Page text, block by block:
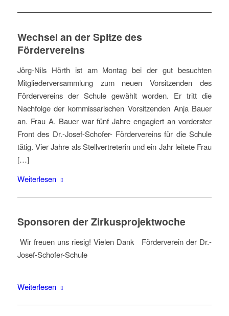
Wechsel an der Spitze des
Fördervereins
Jörg-Nils Hörth ist am Montag bei der gut besuchten
Mitgliederversammlung zum neuen Vorsitzenden des
Fördervereins der Schule gewählt worden. Er tritt die
Nachfolge der kommissarischen Vorsitzenden Anja Bauer
an. Frau A. Bauer war fünf Jahre engagiert an vorderster
Front des Dr.-Josef-Schofer- Fördervereins für die Schule
tätig. Vier Jahre als Stellvertreterin und ein Jahr leitete Frau
[…]
Weiterlesen
Sponsoren der Zirkusprojektwoche
Wir freuen uns riesig! Vielen Dank Förderverein der Dr.-
Josef-Schofer-Schule
Weiterlesen